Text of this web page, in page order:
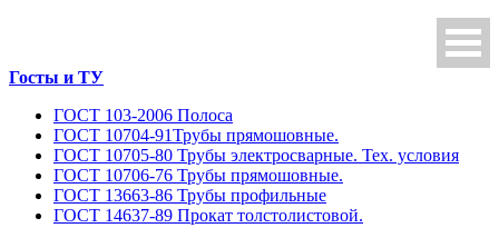
Госты и ТУ
ГОСТ 103-2006 Полоса
ГОСТ 10704-91Трубы прямошовные.
ГОСТ 10705-80 Трубы электросварные. Тех. условия
ГОСТ 10706-76 Трубы прямошовные.
ГОСТ 13663-86 Трубы профильные
ГОСТ 14637-89 Прокат толстолистовой.